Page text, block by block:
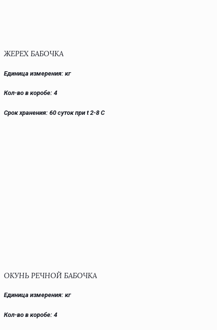
ЖЕРЕХ БАБОЧКА
Единица измерения: кг
Кол-во в коробе: 4
Срок хранения: 60 суток при t 2-8 С
ОКУНЬ РЕЧНОЙ БАБОЧКА
Единица измерения: кг
Кол-во в коробе: 4